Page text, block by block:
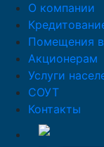
О компании
Помещения
Акционерам
Услуги
СОУТ
Контакты